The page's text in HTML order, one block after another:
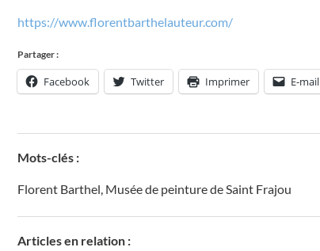
https://www.florentbarthelauteur.com/
Partager :
Facebook Twitter Imprimer E-mail
Mots-clés :
Florent Barthel Musée de peinture de Saint Frajou
Articles en relation :